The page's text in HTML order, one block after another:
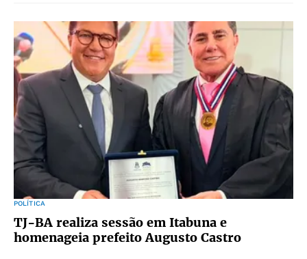
POLÍTICA
TJ-BA realiza sessão em Itabuna e
homenageia prefeito Augusto Castro